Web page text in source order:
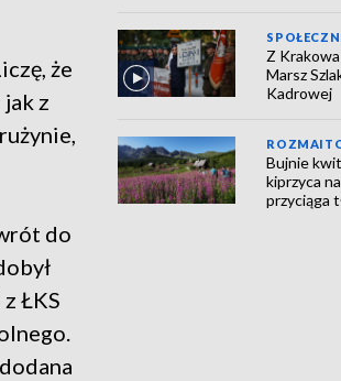
że
z
do
ŁKS
Z
Marsz
Kadrowej
Bujnie
kiprzyca
przyciąga